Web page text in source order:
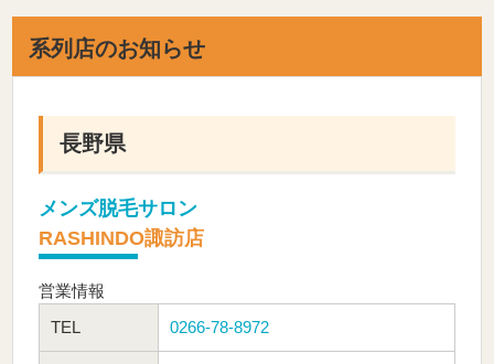
系列店のお知らせ
長野県
メンズ脱毛サロン
RASHINDO諏訪店
営業情報
TEL
0266-78-8972